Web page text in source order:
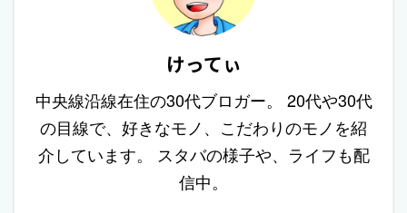
けってぃ
中央線沿線在住の30代ブロガー。 20代や30代
の目線で、好きなモノ、こだわりのモノを紹
介しています。 スタバの様子や、ライフも配
信中。